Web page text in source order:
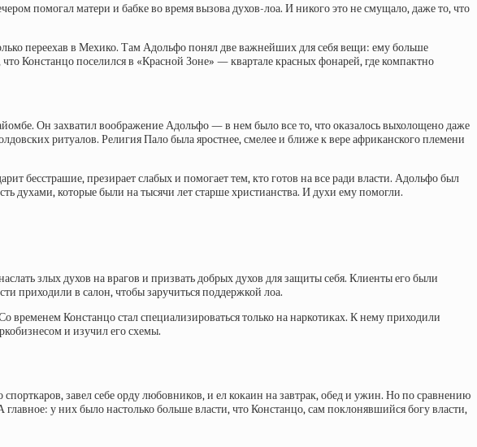
помогал матери и бабке во время вызова духов-лоа. И никого это не смущало, даже то, что
переехав в Мехико. Там Адольфо понял две важнейших для себя вещи: ему больше
Констанцо поселился в «Красной Зоне» — квартале красных фонарей, где компактно
Он захватил воображение Адольфо — в нем было все то, что оказалось выхолощено даже
ритуалов. Религия Пало была яростнее, смелее и ближе к вере африканского племени
бесстрашие, презирает слабых и помогает тем, кто готов на все ради власти. Адольфо был
духами, которые были на тысячи лет старше христианства. И духи ему помогли.
злых духов на врагов и призвать добрых духов для защиты себя. Клиенты его были
приходили в салон, чтобы заручиться поддержкой лоа.
временем Констанцо стал специализироваться только на наркотиках. К нему приходили
и изучил его схемы.
завел себе орду любовников, и ел кокаин на завтрак, обед и ужин. Но по сравнению
у них было настолько больше власти, что Констанцо, сам поклонявшийся богу власти,